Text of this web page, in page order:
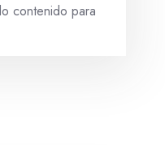
contenido para